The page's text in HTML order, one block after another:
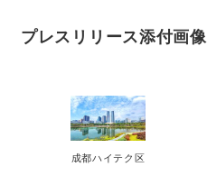
プレスリリース添付画像
成都ハイテク区